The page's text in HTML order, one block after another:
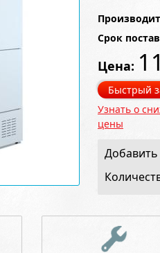
Срок
Цена:
Быстрый
Узнать о
цены
Добавить